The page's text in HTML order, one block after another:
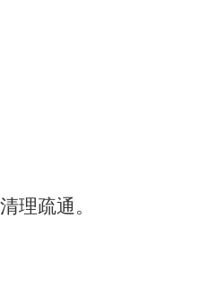
理疏通。